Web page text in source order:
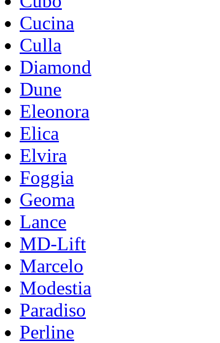
Cucina
Culla
Diamond
Dune
Eleonora
Elica
Elvira
Foggia
Geoma
Lance
MD-Lift
Marcelo
Modestia
Paradiso
Perline